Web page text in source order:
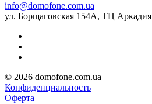
info@domofone.com.ua
ул. Борщаговская 154А, ТЦ Аркадия
© 2026 domofone.com.ua
Конфиденциальность
Оферта